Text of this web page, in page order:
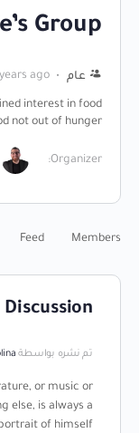
Group
عام
interest in food
not out of hunger...
Organizer:
Members
Feed
تم نشره بواسطة
or music or
else, is always a
of himself.